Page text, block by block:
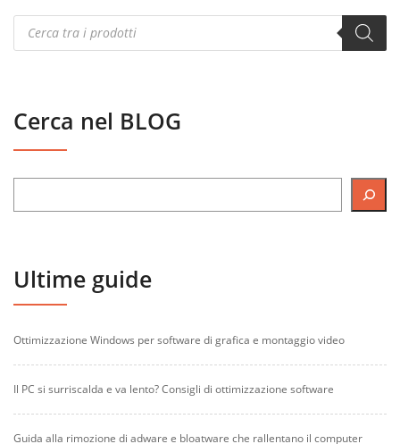
Products
search
Cerca nel BLOG
Ultime guide
Ottimizzazione Windows per software di grafica e montaggio video
Il PC si surriscalda e va lento? Consigli di ottimizzazione software
Guida alla rimozione di adware e bloatware che rallentano il computer